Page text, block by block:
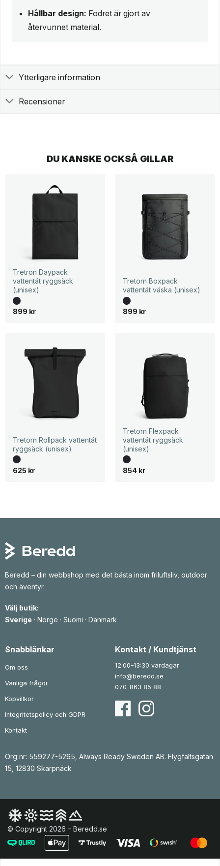
Hållbar design: Fodret är gjort av
återvunnet material.
Ytterligare information
Recensioner
DU KANSKE OCKSÅ GILLAR
Tretron Daypack
vattentät ryggsäck
(unisex)
899 kr
Tretorn Boxpack
vattentät väska (unisex)
899 kr
Tretorn Rollpack vattentät
ryggsäck (unisex)
625 kr
Tretorn Flexpack
vattentät ryggsäck
(unisex)
854 kr
Beredd – din webbshop med det bästa inom friluftsliv, outdoor
och äventyr.
Välj butik:
Sverige · Norge · Suomi · Danmark
Snabblänkar
Om oss
Vanliga frågor
Köpvillkor
Integritetspolicy och GDPR
Kontakt
Kontakt / Kundtjänst
12:00–13:30 vardagar
info@beredd.se
070-863 85 88
Org nr: 559277-5265, Always Ready Sweden AB. Flygfältsgatan
15, 12830 Skarpnäck
© Copyright 2026 – Beredd.se